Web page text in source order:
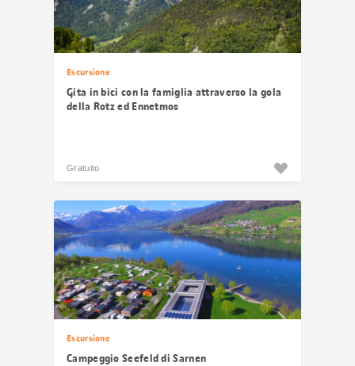
Escursione
Gita in bici con la famiglia attraverso la gola
della Rotz ed Ennetmos
Gratuito
Escursione
Campeggio Seefeld di Sarnen